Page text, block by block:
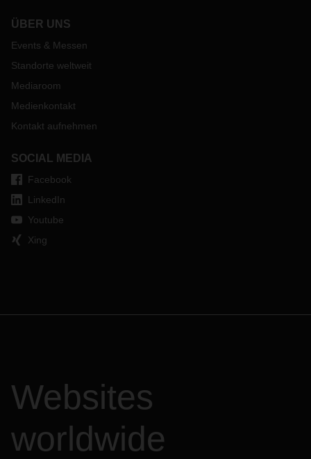
ÜBER UNS
Events & Messen
Standorte weltweit
Mediaroom
Medienkontakt
Kontakt aufnehmen
SOCIAL MEDIA
Facebook
LinkedIn
Youtube
Xing
Websites
worldwide